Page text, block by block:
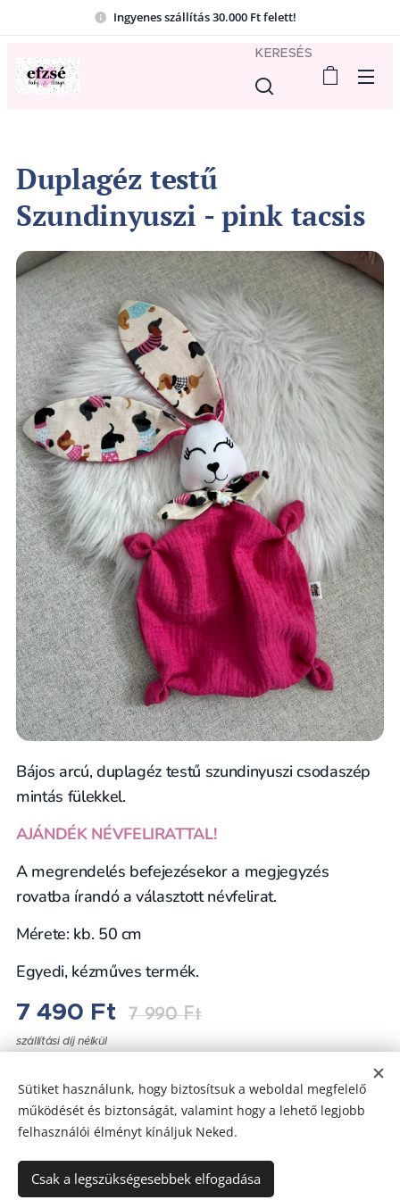
Ingyenes szállítás 30.000 Ft felett!
KERESÉS
Duplagéz testű
Szundinyuszi - pink tacsis
Bájos arcú, duplagéz testű szundinyuszi csodaszép
mintás fülekkel.
AJÁNDÉK NÉVFELIRATTAL!
A megrendelés befejezésekor a megjegyzés
rovatba írandó a választott névfelirat.
Mérete: kb. 50 cm
Egyedi, kézműves termék.
7 490 Ft 7 990Ft
szállítási díj nélkül
Az oldalt aWebnodeműködteti
Sütiket használunk, hogy biztosítsuk a weboldal megfelelő
működését és biztonságát, valamint hogy a lehető legjobb
felhasználói élményt kínáljuk Neked.
Csak a legszükségesebbek elfogadása